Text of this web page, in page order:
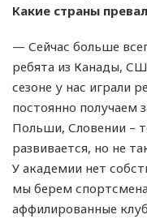
Какие страны
— Сейчас больше
ребята из Канады,
сезоне у нас играли
постоянно получаем
Польши, Словении –
развивается, но не
У академии нет
мы берем
аффилированные